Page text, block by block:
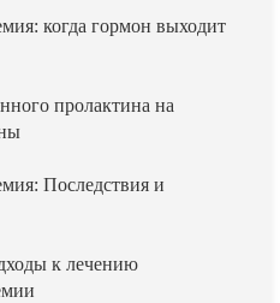
когда гормон выходит
пролактина на
Последствия и
к лечению